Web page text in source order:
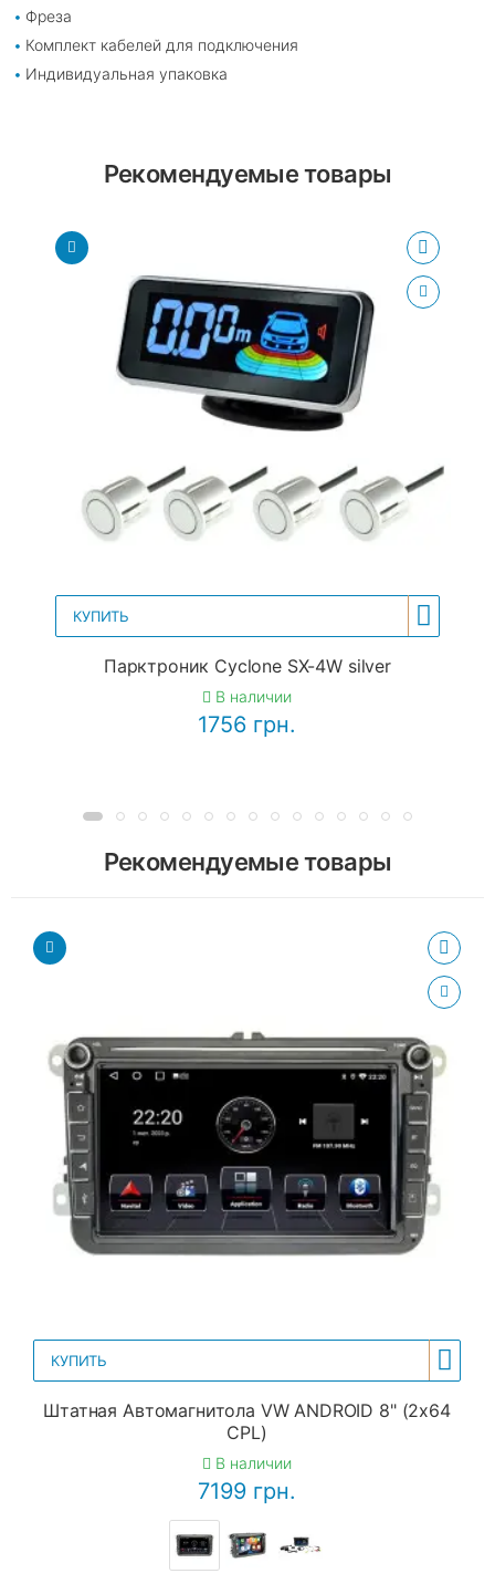
Фреза
Комплект кабелей для подключения
Индивидуальная упаковка
Рекомендуемые товары
КУПИТЬ
Парктроник Cyclone SX-4W silver
В наличии
1756 грн.
Рекомендуемые товары
КУПИТЬ
Штатная Автомагнитола VW ANDROID 8" (2x64
CPL)
В наличии
7199 грн.